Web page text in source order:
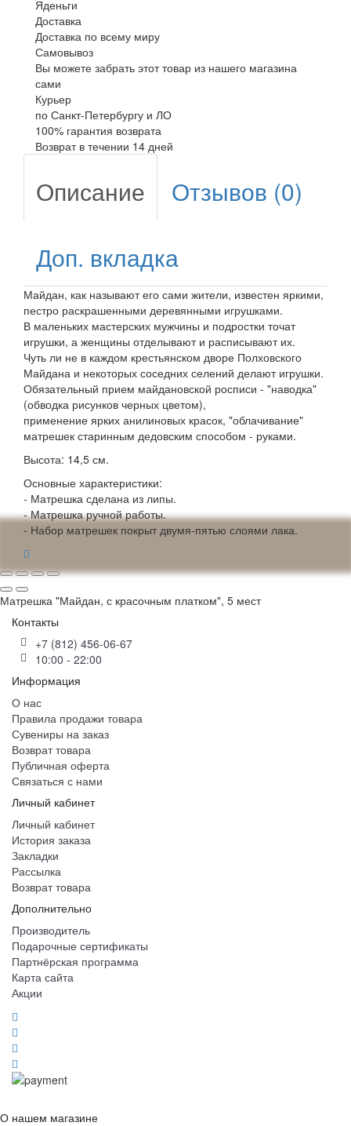
Яденьги
Доставка
Доставка по всему миру
Самовывоз
Вы можете забрать этот товар из нашего магазина
сами
Курьер
по Санкт-Петербургу и ЛО
100% гарантия возврата
Возврат в течении 14 дней
Описание
Отзывов (0)
Доп. вкладка
Майдан, как называют его сами жители, известен яркими,
пестро раскрашенными деревянными игрушками.
В маленьких мастерских мужчины и подростки точат
игрушки, а женщины отделывают и расписывают их.
Чуть ли не в каждом крестьянском дворе Полховского
Майдана и некоторых соседних селений делают игрушки.
Обязательный прием майдановской росписи - "наводка"
(обводка рисунков черных цветом),
применение ярких анилиновых красок, "облачивание"
матрешек старинным дедовским способом - руками.
Высота: 14,5 см.
Основные характеристики:
- Матрешка сделана из липы.
- Матрешка ручной работы.
- Набор матрешек покрыт двумя-пятью слоями лака.
Матрешка "Майдан, с красочным платком", 5 мест
Контакты
+7 (812) 456-06-67
10:00 - 22:00
Информация
О нас
Правила продажи товара
Сувениры на заказ
Возврат товара
Публичная оферта
Связаться с нами
Личный кабинет
Личный кабинет
История заказа
Закладки
Рассылка
Возврат товара
Дополнительно
Производитель
Подарочные сертификаты
Партнёрская программа
Карта сайта
Акции
О нашем магазине